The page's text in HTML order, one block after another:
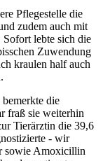
Pflegestelle die
zudem auch mit
lebte sich die
Zuwendung
kraulen half auch
die
fraß sie weiterhin
Tierärztin die 39,6
- wir
sowie Amoxicillin